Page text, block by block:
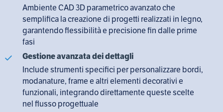
Ambiente CAD 3D parametrico avanzato che
semplifica la creazione di progetti realizzati in legno,
garantendo flessibilità e precisione fin dalle prime
fasi
Gestione avanzata dei dettagli
Include strumenti specifici per personalizzare bordi,
modanature, frame e altri elementi decorativi e
funzionali, integrando direttamente queste scelte
nel flusso progettuale